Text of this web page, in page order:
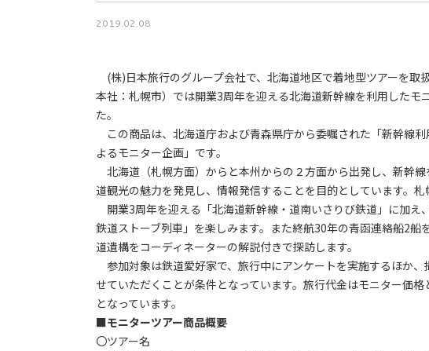
2019.02.08
(株)日本旅行のグループ会社で、北海道地区で着地型ツアーを取
本社：札幌市）では開業3周年を迎える北海道新幹線を利用した
た。
この商品は、北海道庁および青森県庁から委嘱された「新幹線
よるモニター企画」です。
北海道（札幌方面）からと本州からの２方面から出発し、新幹
道観光の魅力を発見し、情報発信することを目的としています。
開業3周年を迎える「北海道新幹線・道南いさりび鉄道」に加
鉄道ストーブ列車」を楽しみます。また終航30年の青函連絡船2
道遺構をコーディネーターの解説付きで探訪します。
参加対象は鉄道愛好家で、旅行中にアンケートを実施するほか
せていただくことが条件となっています。旅行代金はモニター価
となっています。
■モニターツアー商品概要
〇ツアー名